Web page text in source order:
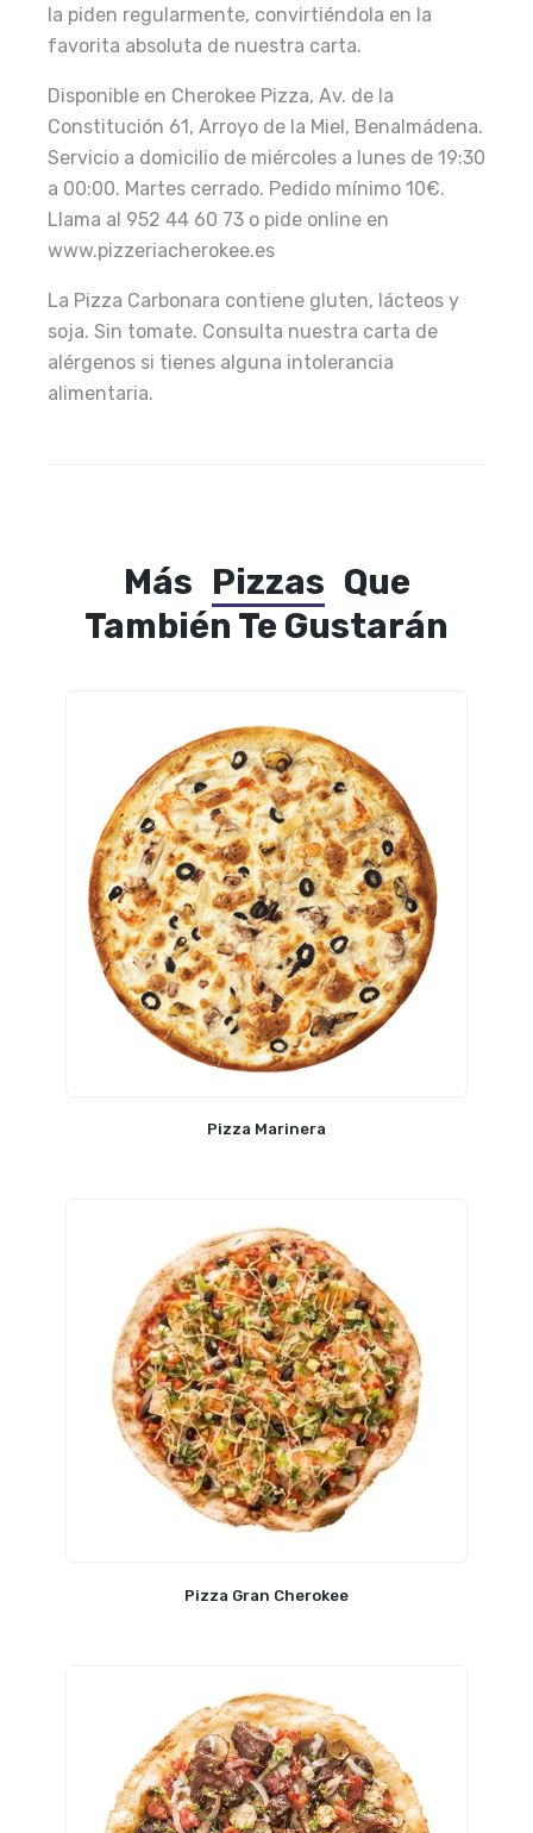
la piden regularmente, convirtiéndola en la
favorita absoluta de nuestra carta.
Disponible en Cherokee Pizza, Av. de la
Constitución 61, Arroyo de la Miel, Benalmádena.
Servicio a domicilio de miércoles a lunes de 19:30
a 00:00. Martes cerrado. Pedido mínimo 10€.
Llama al 952 44 60 73 o pide online en
www.pizzeriacherokee.es
La Pizza Carbonara contiene gluten, lácteos y
soja. Sin tomate. Consulta nuestra carta de
alérgenos si tienes alguna intolerancia
alimentaria.
Más Pizzas Que
También Te Gustarán
Pizza Marinera
Pizza Gran Cherokee